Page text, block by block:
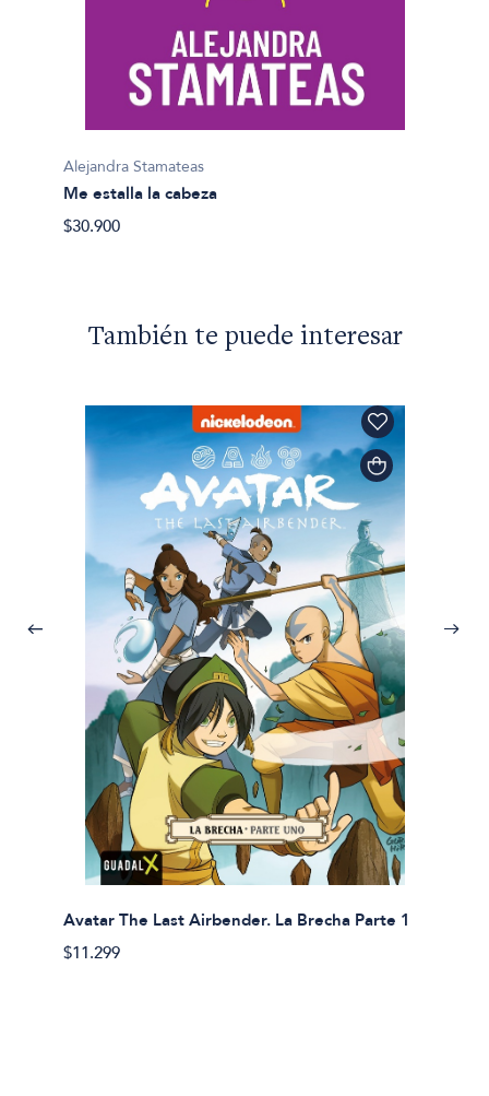
Alejandra Stamateas
Me estalla la cabeza
$30.900
También te puede interesar
Avatar The Last Airbender. La Brecha Parte 1
$11.299